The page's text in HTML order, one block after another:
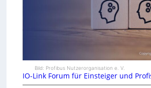
Bild: Profibus Nutzerorganisation e. V.
IO-Link Forum für Einsteiger und